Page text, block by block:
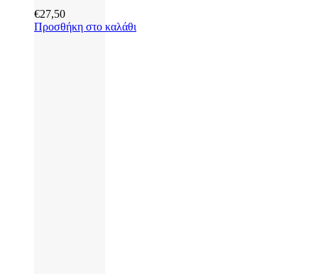
€27,50
Προσθήκη στο καλάθι